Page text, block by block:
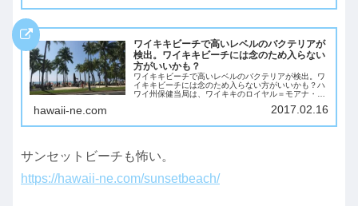
ワイキキビーチで高いレベルのバクテリアが
検出。ワイキキビーチには念のため入らない
方がいいかも？
ワイキキビーチで高いレベルのバクテリアが検出。ワ
イキキビーチには念のため入らない方がいいかも？ハ
ワイ州保健当局は、ワイキキのロイヤル＝モアナ・ビ
キビーチに入らないように呼びかけています。警告
hawaii-ne.com 2017.02.16
サンセットビーチも怖い。
https://hawaii-ne.com/sunsetbeach/